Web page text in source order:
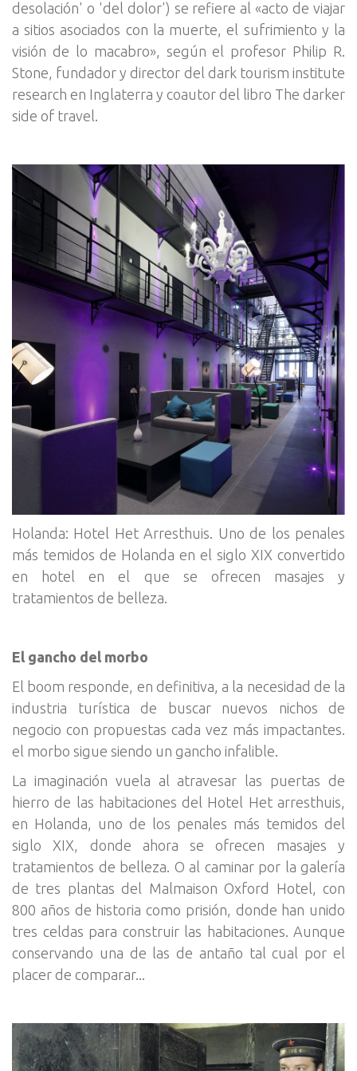
desolación' o 'del dolor') se refiere al «acto de viajar
a sitios asociados con la muerte, el sufrimiento y la
visión de lo macabro», según el profesor Philip R.
Stone, fundador y director del dark tourism institute
research en Inglaterra y coautor del libro The darker
side of travel.
Holanda: Hotel Het Arresthuis. Uno de los penales
más temidos de Holanda en el siglo XIX convertido
en hotel en el que se ofrecen masajes y
tratamientos de belleza.
El gancho del morbo
El boom responde, en definitiva, a la necesidad de la
industria turística de buscar nuevos nichos de
negocio con propuestas cada vez más impactantes.
el morbo sigue siendo un gancho infalible.
La imaginación vuela al atravesar las puertas de
hierro de las habitaciones del Hotel Het arresthuis,
en Holanda, uno de los penales más temidos del
siglo XIX, donde ahora se ofrecen masajes y
tratamientos de belleza. O al caminar por la galería
de tres plantas del Malmaison Oxford Hotel, con
800 años de historia como prisión, donde han unido
tres celdas para construir las habitaciones. Aunque
conservando una de las de antaño tal cual por el
placer de comparar...